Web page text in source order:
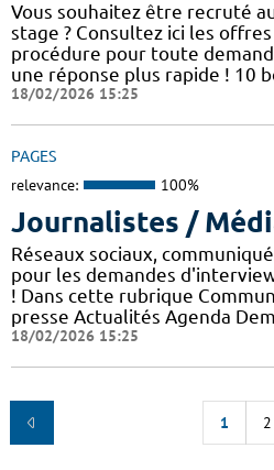
Vous souhaitez être recruté
stage ? Consultez ici les
procédure pour toute
une réponse plus rapide ! 10
18/02/2026 15:25
PAGES
relevance: 100%
Journalistes /
Réseaux sociaux,
pour les demandes
! Dans cette rubrique
presse Actualités Agenda
18/02/2026 15:25
1 2